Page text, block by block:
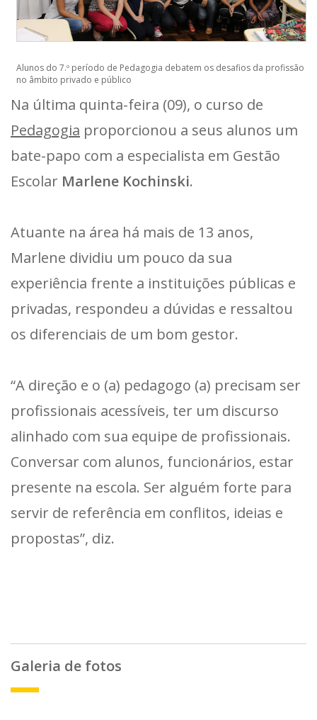
Alunos do 7.º período de Pedagogia debatem os desafios da profissão
no âmbito privado e público
Na última quinta-feira (09), o curso de
Pedagogia proporcionou a seus alunos um
bate-papo com a especialista em Gestão
Escolar Marlene Kochinski.
Atuante na área há mais de 13 anos,
Marlene dividiu um pouco da sua
experiência frente a instituições públicas e
privadas, respondeu a dúvidas e ressaltou
os diferenciais de um bom gestor.
“A direção e o (a) pedagogo (a) precisam ser
profissionais acessíveis, ter um discurso
alinhado com sua equipe de profissionais.
Conversar com alunos, funcionários, estar
presente na escola. Ser alguém forte para
servir de referência em conflitos, ideias e
propostas”, diz.
Galeria de fotos